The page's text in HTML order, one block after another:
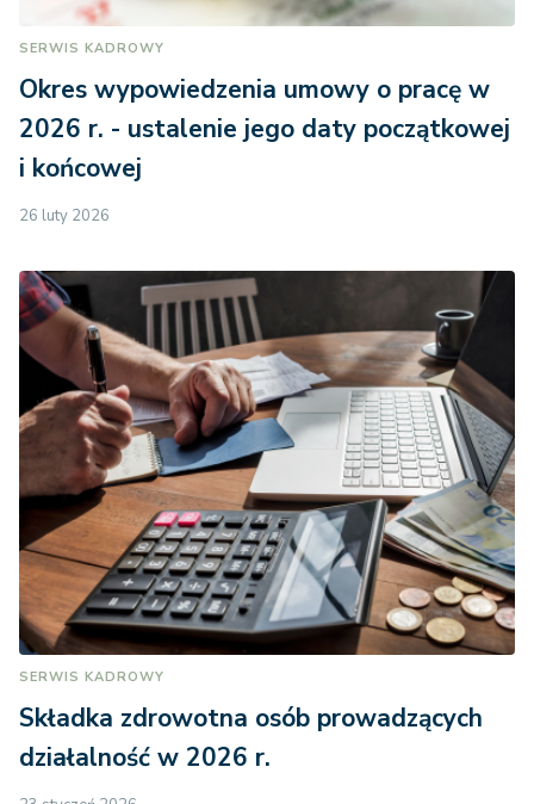
SERWIS KADROWY
Okres wypowiedzenia umowy o pracę w
2026 r. - ustalenie jego daty początkowej
i końcowej
26 luty 2026
SERWIS KADROWY
Składka zdrowotna osób prowadzących
działalność w 2026 r.